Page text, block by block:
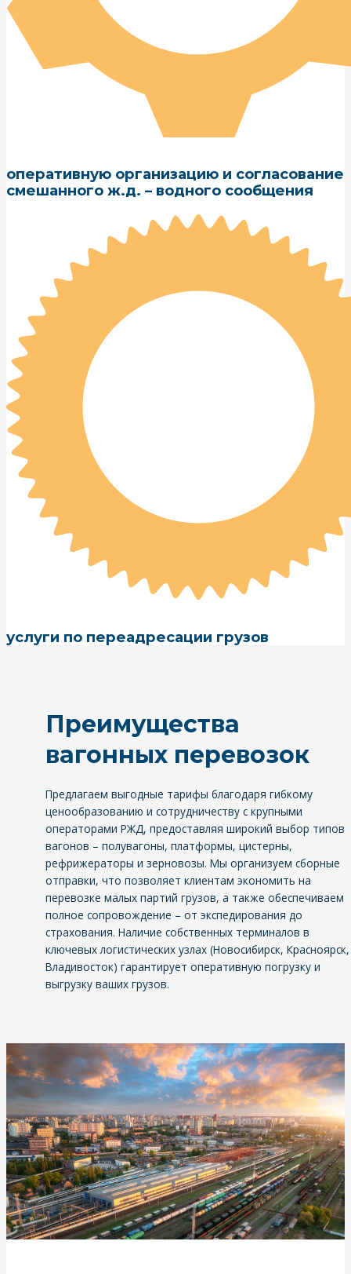
оперативную организацию и согласование
смешанного ж.д. – водного сообщения
услуги по переадресации грузов
Преимущества
вагонных перевозок
Предлагаем выгодные тарифы благодаря гибкому
ценообразованию и сотрудничеству с крупными
операторами РЖД, предоставляя широкий выбор типов
вагонов – полувагоны, платформы, цистерны,
рефрижераторы и зерновозы. Мы организуем сборные
отправки, что позволяет клиентам экономить на
перевозке малых партий грузов, а также обеспечиваем
полное сопровождение – от экспедирования до
страхования. Наличие собственных терминалов в
ключевых логистических узлах (Новосибирск, Красноярск,
Владивосток) гарантирует оперативную погрузку и
выгрузку ваших грузов.